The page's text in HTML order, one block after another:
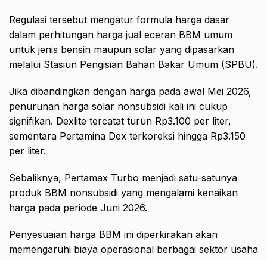
Regulasi tersebut mengatur formula harga dasar
dalam perhitungan harga jual eceran BBM umum
untuk jenis bensin maupun solar yang dipasarkan
melalui Stasiun Pengisian Bahan Bakar Umum (SPBU).
Jika dibandingkan dengan harga pada awal Mei 2026,
penurunan harga solar nonsubsidi kali ini cukup
signifikan. Dexlite tercatat turun Rp3.100 per liter,
sementara Pertamina Dex terkoreksi hingga Rp3.150
per liter.
Sebaliknya, Pertamax Turbo menjadi satu-satunya
produk BBM nonsubsidi yang mengalami kenaikan
harga pada periode Juni 2026.
Penyesuaian harga BBM ini diperkirakan akan
memengaruhi biaya operasional berbagai sektor usaha